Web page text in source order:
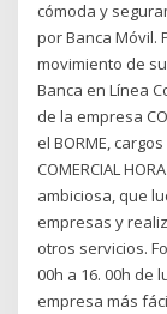
cómoda y
por Banca Móvil.
movimiento de
Banca en Línea
de la empresa
el BORME,
COMERCIAL
ambiciosa, que
empresas y
otros servicios.
00h a 16. 00h de
empresa más